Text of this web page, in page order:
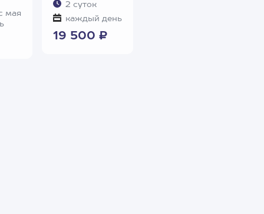
мая
2 суток
каждый день
19 500 ₽